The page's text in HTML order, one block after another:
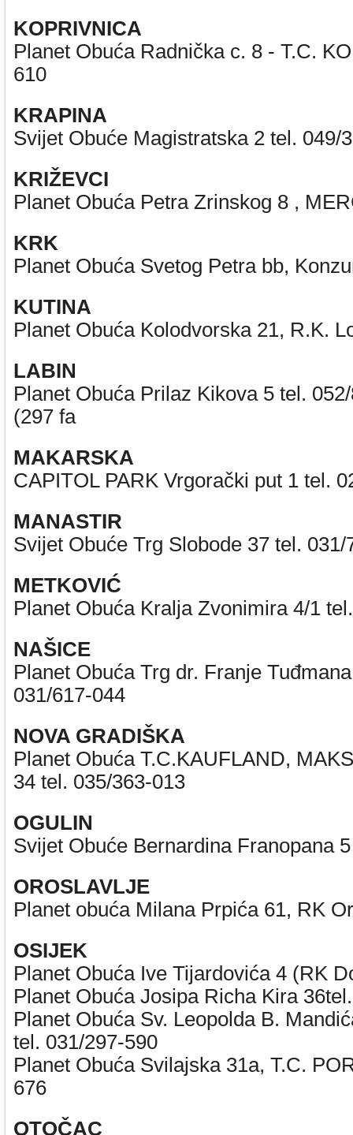
KOPRIVNICA
Planet Obuća Radnička c. 8 - T.C.
610
KRAPINA
Svijet Obuće Magistratska 2 tel. 049/
KRIŽEVCI
Planet Obuća Petra Zrinskog 8 ,
KRK
Planet Obuća Svetog Petra bb,
KUTINA
Planet Obuća Kolodvorska 21, R.K.
LABIN
Planet Obuća Prilaz Kikova 5 tel.
(297 fa
MAKARSKA
CAPITOL PARK Vrgorački put 1 tel.
MANASTIR
Svijet Obuće Trg Slobode 37 tel. 031/
METKOVIĆ
Planet Obuća Kralja Zvonimira 4/1
NAŠICE
Planet Obuća Trg dr. Franje
031/617-044
NOVA GRADIŠKA
Planet Obuća T.C.KAUFLAND,
34 tel. 035/363-013
OGULIN
Svijet Obuće Bernardina Franopana
OROSLAVLJE
Planet obuća Milana Prpića 61, RK
OSIJEK
Planet Obuća Ive Tijardovića 4 (RK
Planet Obuća Josipa Richa Kira
Planet Obuća Sv. Leopolda B.
tel. 031/297-590
Planet Obuća Svilajska 31a, T.C.
676
OTOČAC